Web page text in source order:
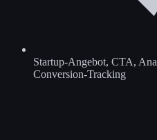
Startup-Angebot, CTA,
Conversion-Tracking